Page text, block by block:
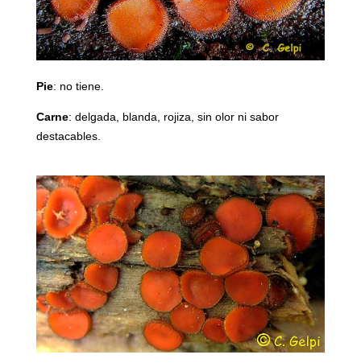
Pie: no tiene.
Carne: delgada, blanda, rojiza, sin olor ni sabor
destacables.